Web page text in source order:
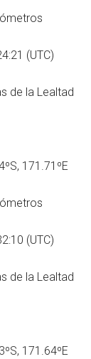
(UTC)
de la Lealtad
171.71ºE
(UTC)
de la Lealtad
171.64ºE